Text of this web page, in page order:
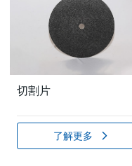
切割片
了解更多